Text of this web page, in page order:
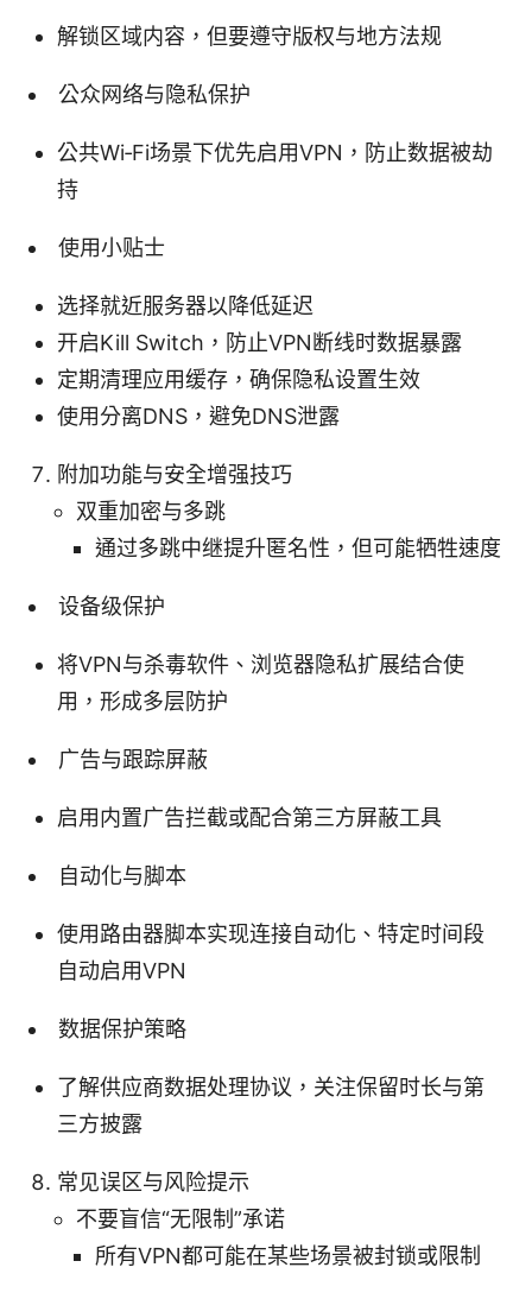
解锁区域内容，但要遵守版权与地方法规
公众网络与隐私保护
公共Wi‑Fi场景下优先启用VPN，防止数据被劫
持
使用小贴士
选择就近服务器以降低延迟
开启Kill Switch，防止VPN断线时数据暴露
定期清理应用缓存，确保隐私设置生效
使用分离DNS，避免DNS泄露
附加功能与安全增强技巧
双重加密与多跳
通过多跳中继提升匿名性，但可能牺牲速度
设备级保护
将VPN与杀毒软件、浏览器隐私扩展结合使
用，形成多层防护
广告与跟踪屏蔽
启用内置广告拦截或配合第三方屏蔽工具
自动化与脚本
使用路由器脚本实现连接自动化、特定时间段
自动启用VPN
数据保护策略
了解供应商数据处理协议，关注保留时长与第
三方披露
常见误区与风险提示
不要盲信“无限制”承诺
所有VPN都可能在某些场景被封锁或限制